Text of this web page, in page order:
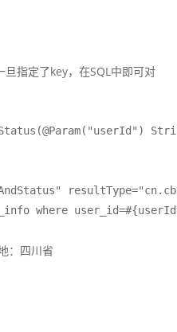
指定了key，在SQL中即可对
where
：四川省